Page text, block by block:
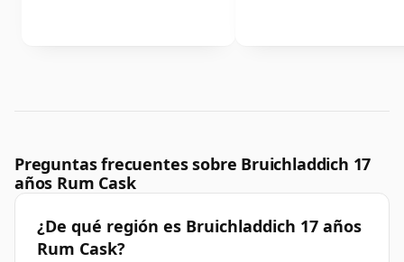
Preguntas frecuentes sobre Bruichladdich 17
años Rum Cask
¿De qué región es Bruichladdich 17 años
Rum Cask?